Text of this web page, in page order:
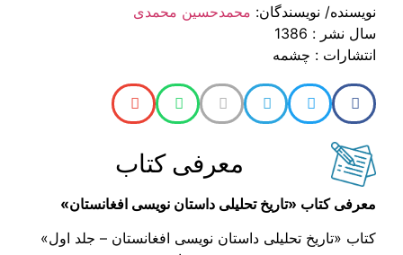
نویسنده/ نویسندگان: محمدحسین محمدی
سال نشر : 1386
انتشارات : چشمه
معرفی کتاب
معرفی کتاب «تاریخ تحلیلی داستان نویسی افغانستان»
کتاب «تاریخ تحلیلی داستان نویسی افغانستان – جلد اول»